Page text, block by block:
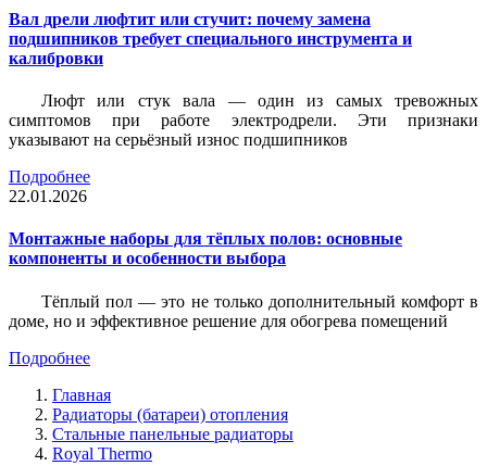
Вал дрели люфтит или стучит: почему замена
подшипников требует специального инструмента и
калибровки
Люфт или стук вала — один из самых тревожных
симптомов при работе электродрели. Эти признаки
указывают на серьёзный износ подшипников
Подробнее
22.01.2026
Монтажные наборы для тёплых полов: основные
компоненты и особенности выбора
Тёплый пол — это не только дополнительный комфорт в
доме, но и эффективное решение для обогрева помещений
Подробнее
Главная
Радиаторы (батареи) отопления
Стальные панельные радиаторы
Royal Thermo